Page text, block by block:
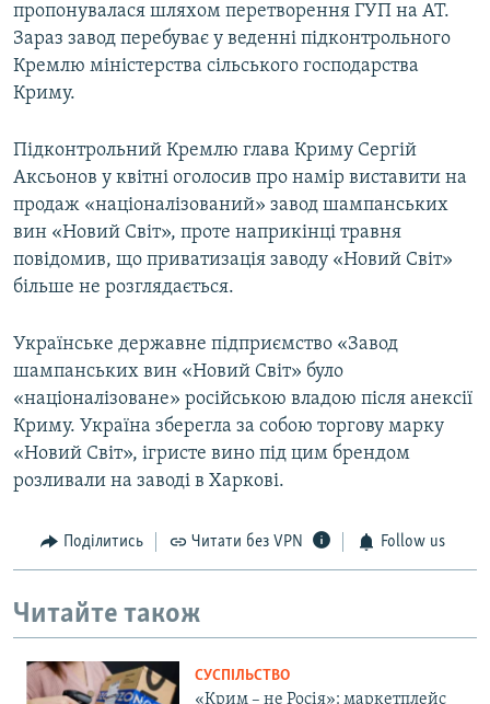
пропонувалася шляхом перетворення ГУП на АТ.
Зараз завод перебуває у веденні підконтрольного
Кремлю міністерства сільського господарства
Криму.
Підконтрольний Кремлю глава Криму Сергій
Аксьонов у квітні оголосив про намір виставити на
продаж «націоналізований» завод шампанських
вин «Новий Світ», проте наприкінці травня
повідомив, що приватизація заводу «Новий Світ»
більше не розглядається.
Українське державне підприємство «Завод
шампанських вин «Новий Світ» було
«націоналізоване» російською владою після анексії
Криму. Україна зберегла за собою торгову марку
«Новий Світ», ігристе вино під цим брендом
розливали на заводі в Харкові.
Поділитись Читати без VPN Follow us
Читайте також
СУСПІЛЬСТВО
«Крим – не Росія»: маркетплейс